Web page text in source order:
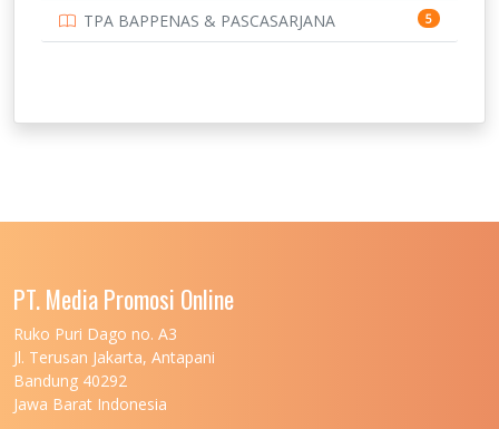
134
UNIVERSITAS JEMBER
UNIVERSITAS MALIKUSSALEH
UNIVERSITAS MARITIM RAJA ALI HAJI
UNIVERSITAS MATARAM
UNIVERSITAS MULAWARMAN
TPA BAPPENAS & PASCASARJANA 5
PT. Media Promosi Online
Ruko Puri Dago no. A3
Jl. Terusan Jakarta, Antapani
Bandung 40292
Jawa Barat Indonesia